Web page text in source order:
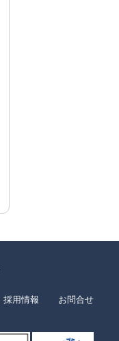
採用情報 お問合せ